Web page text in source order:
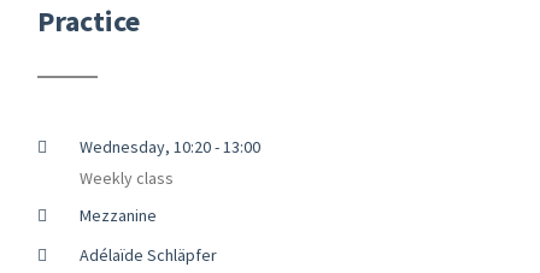
Practice
Wednesday, 10:20 - 13:00
Weekly class
Mezzanine
Adélaïde Schläpfer